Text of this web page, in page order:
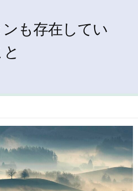
も存在してい